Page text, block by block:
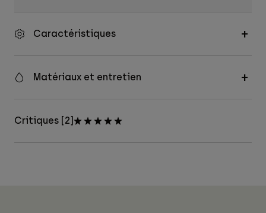
Caractéristiques
Matériaux et entretien
Critiques [2]